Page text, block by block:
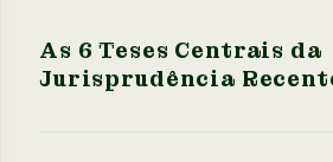
As 6 Teses Centrais da
Jurisprudência